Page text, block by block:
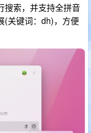
搜索，并支持全拼音
(关键词：dh)，方便